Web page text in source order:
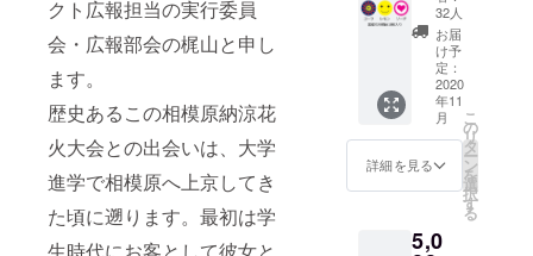
クト広報担当の実行委員
会・広報部会の梶山と申し
ます。
歴史あるこの相模原納涼花
火大会との出会いは、大学
進学で相模原へ上京してき
た頃に遡ります。最初は学
会実行委員
会として
「相模原納
涼花火大会
２０２０ さ
がみはら元
気花火」を
企画し、ク
ンディング
なって
くれる
ことが
一番の
リター
ンとさ
せてい
ただき
たいで
のみな
●安心安
全な河
川敷＋
花火の
打ち上
げ＋お
礼の
メール
全国の
花火大
会への
ティと
32人
お届
け予
定：
2020
年11
月
詳細を見る
こ
の
リ
タ
ー
ン
を
選
択
す
る
5,0